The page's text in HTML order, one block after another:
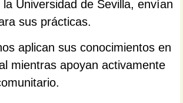
la Universidad de Sevilla, envían
sus prácticas.
aplican sus conocimientos en
mientras apoyan activamente